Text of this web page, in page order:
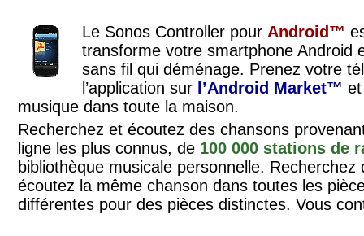
Le Sonos Controller pour Android™
transforme votre smartphone Android
sans fil qui déménage. Prenez votre
l’application sur l’Android Market™
musique dans toute la maison.
Recherchez et écoutez des chansons
ligne les plus connus, de 100 000 stations de
bibliothèque musicale personnelle.
écoutez la même chanson dans toutes les
différentes pour des pièces distinctes. Vous